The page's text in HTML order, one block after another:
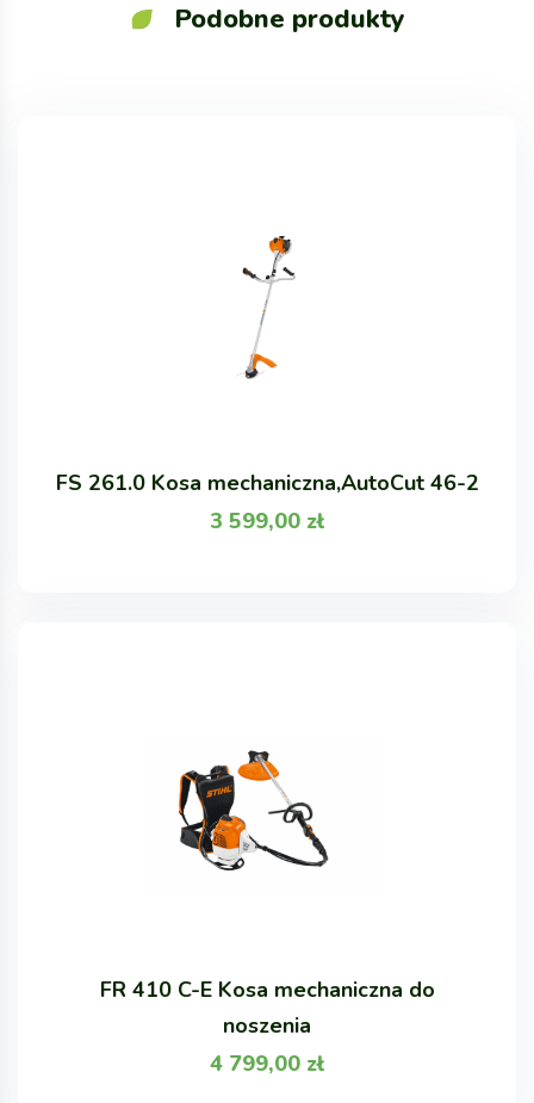
Podobne produkty
FS 261.0 Kosa mechaniczna,AutoCut 46-2
3 599,00 zł
FR 410 C-E Kosa mechaniczna do
noszenia
4 799,00 zł